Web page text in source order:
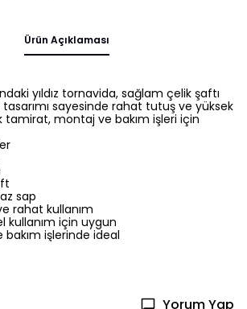
Ürün Açıklaması
yıldız tornavida, sağlam çelik şaftı
sayesinde rahat tutuş ve yüksek
tamirat, montaj ve bakım işleri için
sap
rahat kullanım
kullanım için uygun
işlerinde ideal
Yorum Yap